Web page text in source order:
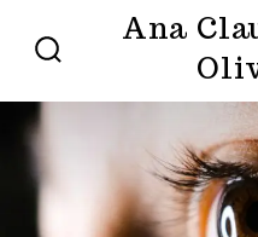
direto
para
conteúdo
Ana